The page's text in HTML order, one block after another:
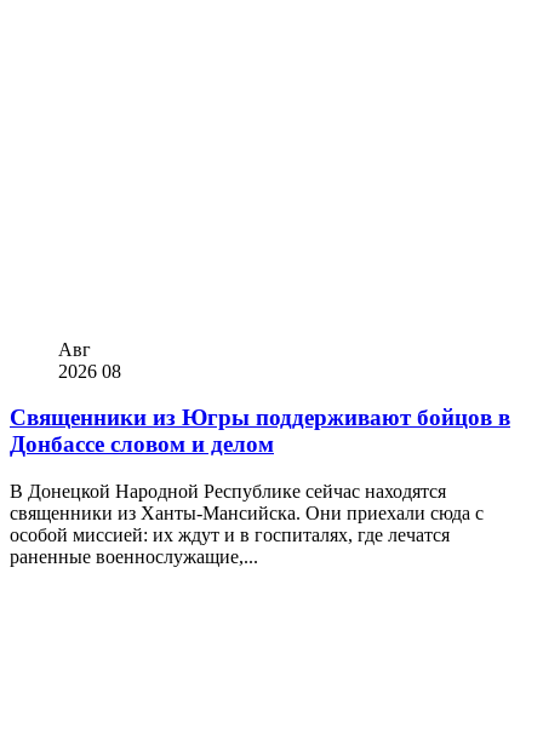
Авг
2026 08
Священники из Югры поддерживают бойцов в
Донбассе словом и делом
В Донецкой Народной Республике сейчас находятся
священники из Ханты-Мансийска. Они приехали сюда с
особой миссией: их ждут и в госпиталях, где лечатся
раненные военнослужащие,...